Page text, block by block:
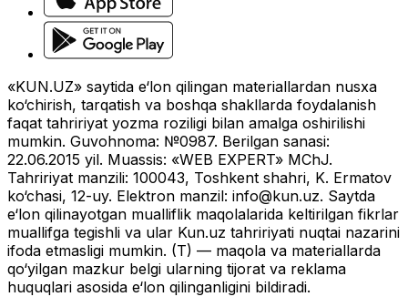
«KUN.UZ» saytida e‘lon qilingan materiallardan nusxa
ko‘chirish, tarqatish va boshqa shakllarda foydalanish
faqat tahririyat yozma roziligi bilan amalga oshirilishi
mumkin. Guvohnoma: №0987. Berilgan sanasi:
22.06.2015 yil. Muassis: «WEB EXPERT» MChJ.
Tahririyat manzili: 100043, Toshkent shahri, K. Ermatov
ko‘chasi, 12-uy. Elektron manzil: info@kun.uz. Saytda
e‘lon qilinayotgan mualliflik maqolalarida keltirilgan fikrlar
muallifga tegishli va ular Kun.uz tahririyati nuqtai nazarini
ifoda etmasligi mumkin. (T) — maqola va materiallarda
qo‘yilgan mazkur belgi ularning tijorat va reklama
huquqlari asosida e‘lon qilinganligini bildiradi.